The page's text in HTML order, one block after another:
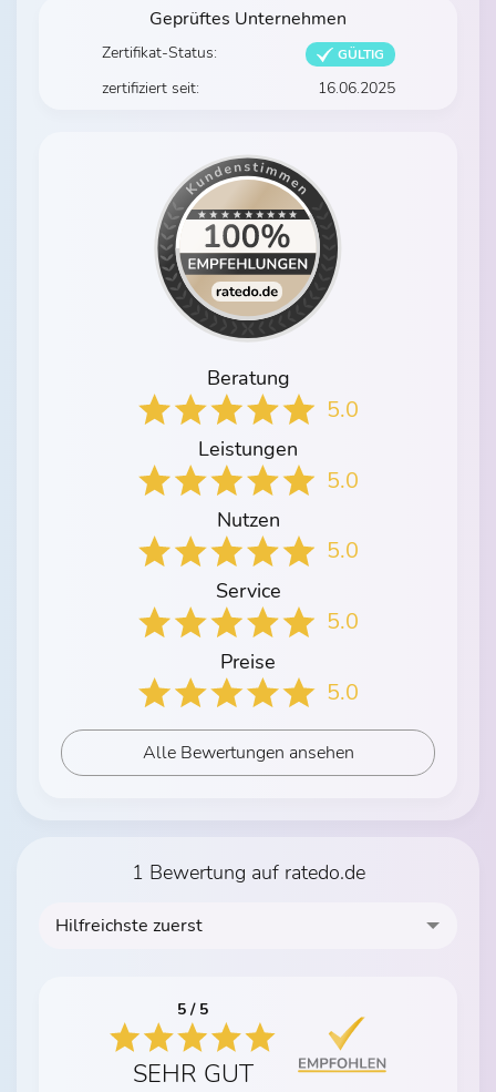
Geprüftes Unternehmen
Zertifikat-Status: GÜLTIG
zertifiziert seit: 16.06.2025
Beratung
5.0
Leistungen
5.0
Nutzen
5.0
Service
5.0
Preise
5.0
Alle Bewertungen ansehen
1 Bewertung auf ratedo.de
Hilfreichste zuerst
5 / 5
SEHR GUT